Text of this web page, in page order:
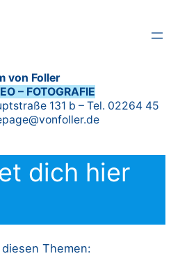
von Foller
– FOTOGRAFIE
131 b – Tel. 02264 45
dich hier
Themen: